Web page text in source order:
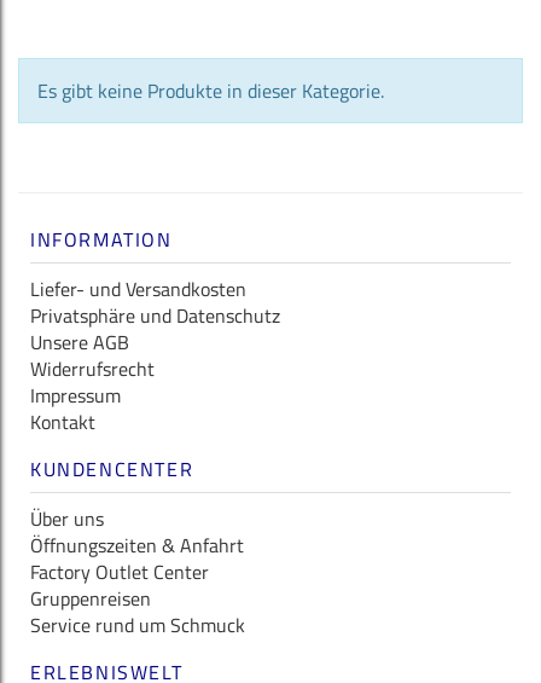
Es gibt keine Produkte in dieser Kategorie.
INFORMATION
Liefer- und Versandkosten
Privatsphäre und Datenschutz
Unsere AGB
Widerrufsrecht
Impressum
Kontakt
KUNDENCENTER
Über uns
Öffnungszeiten & Anfahrt
Factory Outlet Center
Gruppenreisen
Service rund um Schmuck
ERLEBNISWELT